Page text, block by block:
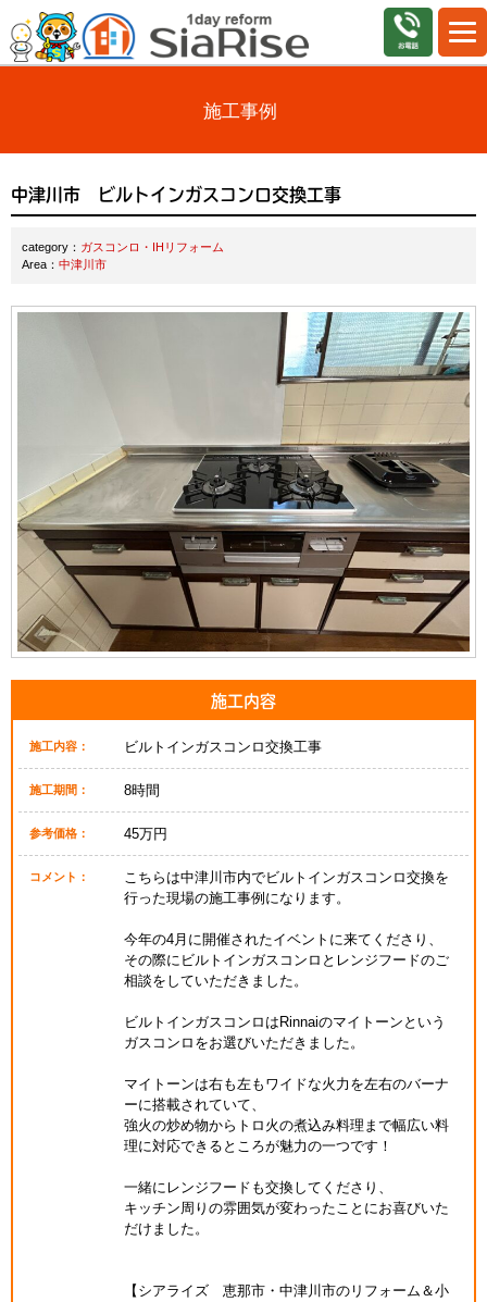
施工事例
中津川市 ビルトインガスコンロ交換工事
category： ガスコンロ・IHリフォーム
Area： 中津川市
施工内容
施工内容： ビルトインガスコンロ交換工事
施工期間： 8時間
参考価格： 45万円
コメント：
こちらは中津川市内でビルトインガスコンロ交換を
行った現場の施工事例になります。
今年の4月に開催されたイベントに来てくださり、
その際にビルトインガスコンロとレンジフードのご
相談をしていただきました。
ビルトインガスコンロはRinnaiのマイトーンという
ガスコンロをお選びいただきました。
マイトーンは右も左もワイドな火力を左右のバーナ
ーに搭載されていて、
強火の炒め物からトロ火の煮込み料理まで幅広い料
理に対応できるところが魅力の一つです！
一緒にレンジフードも交換してくださり、
キッチン周りの雰囲気が変わったことにお喜びいた
だけました。
【シアライズ 恵那市・中津川市のリフォーム＆小